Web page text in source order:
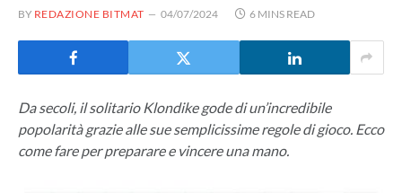
BY REDAZIONE BITMAT 04/07/2024 6 MINS READ
Da secoli, il solitario Klondike gode di un’incredibile
popolarità grazie alle sue semplicissime regole di gioco. Ecco
come fare per preparare e vincere una mano.